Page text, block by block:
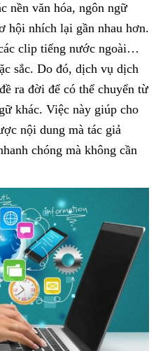
nền văn hóa, ngôn ngữ
hội nhích lại gần nhau hơn.
clip tiếng nước ngoài…
sắc. Do đó, dịch vụ dịch
ra đời để có thể chuyển từ
khác. Việc này giúp cho
nội dung mà tác giả
chóng mà không cần